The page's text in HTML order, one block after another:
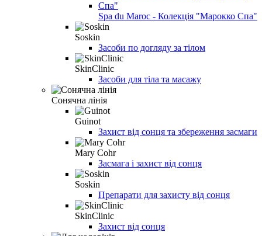
Spa du Maroc - Колекція "Марокко Спа"
Soskin
Засоби по догляду за тілом
SkinClinic
Засоби для тіла та масажу
Сонячна лінія
Guinot
Захист від сонця та збереження засмаги
Mary Cohr
Засмага і захист від сонця
Soskin
Препарати для захисту від сонця
SkinClinic
Захист від сонця